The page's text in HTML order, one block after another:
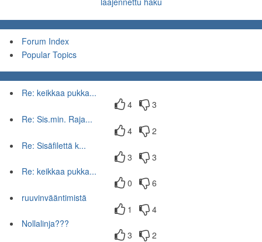
Forum Index
Popular Topics
Re: keikkaa pukka...
4
3
Re: Sis.min. Raja...
4
2
Re: Sisäfilettä k...
3
3
Re: keikkaa pukka...
0
6
ruuvinvääntimistä
1
4
Nollalinja???
3
2